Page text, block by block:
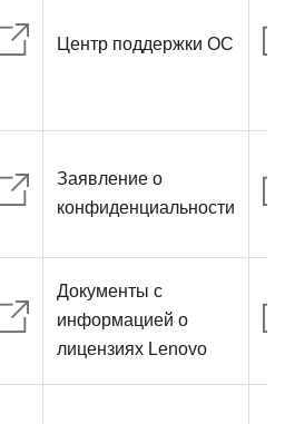
Центр поддержки ОС
Заявление о
конфиденциальности
Документы с
информацией о
лицензиях Lenovo